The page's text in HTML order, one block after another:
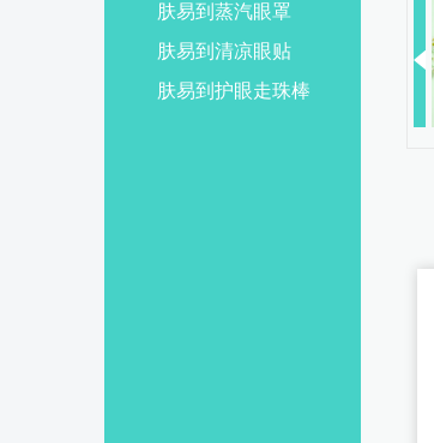
肤易到蒸汽眼罩
肤易到清凉眼贴
肤易到护眼走珠棒